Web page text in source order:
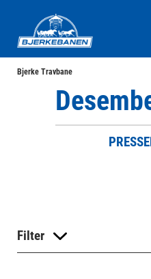
Bjerke Travbane
Filter